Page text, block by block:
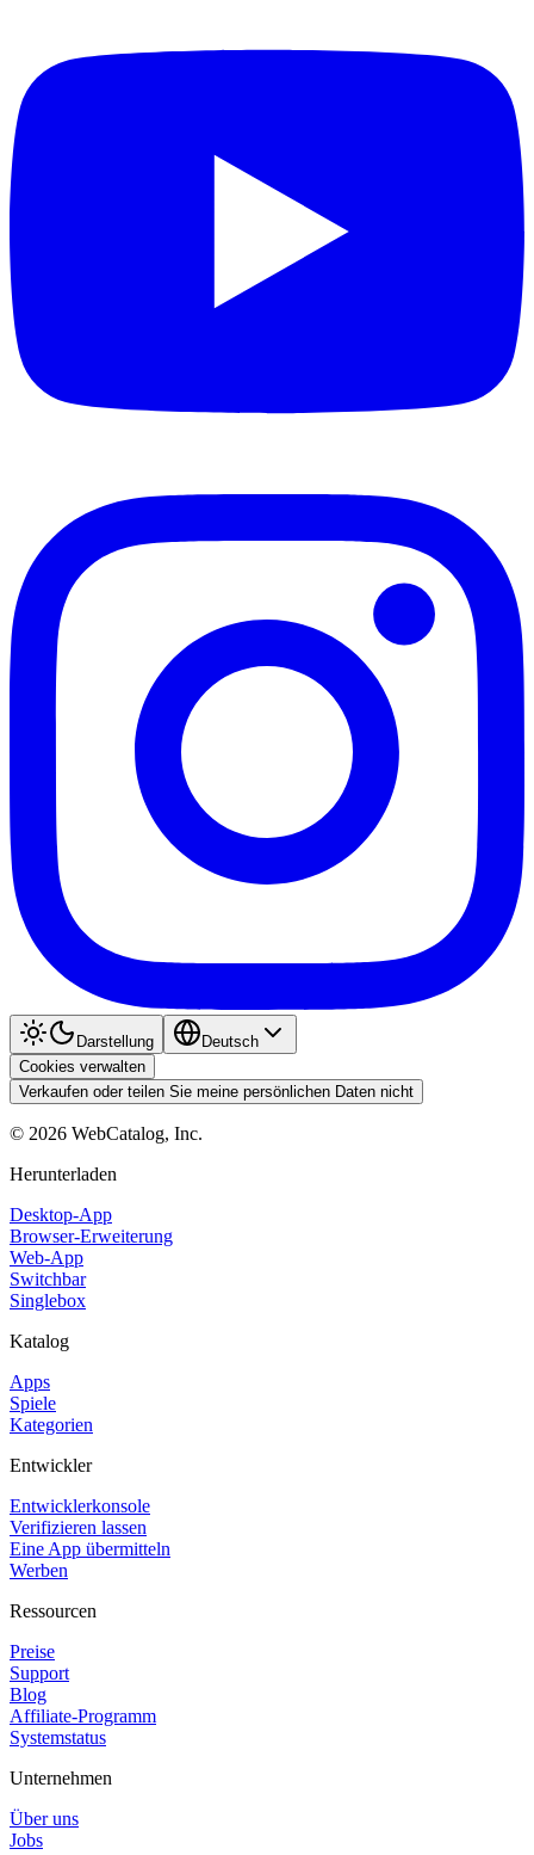
Darstellung
Deutsch
Cookies verwalten
Verkaufen oder teilen Sie meine persönlichen Daten nicht
© 2026 WebCatalog, Inc.
Herunterladen
Desktop-App
Browser-Erweiterung
Web-App
Switchbar
Singlebox
Katalog
Apps
Spiele
Kategorien
Entwickler
Entwicklerkonsole
Verifizieren lassen
Eine App übermitteln
Werben
Ressourcen
Preise
Support
Blog
Affiliate-Programm
Systemstatus
Unternehmen
Über uns
Jobs